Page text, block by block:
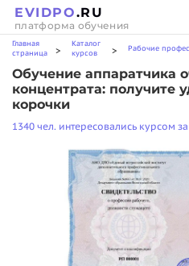
EVIDPO.RU
платформа обучения
Главная
страница
>
Каталог
курсов
> Рабочие
Обучение аппаратчика
концентрата: получите
корочки
1340 чел. интересовались курсом